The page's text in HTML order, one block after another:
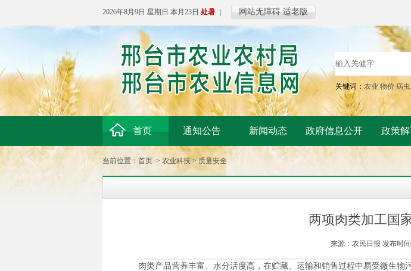
2026年8月9日 星期日 本月23日 处暑 网站无障碍 适老版
关键词： 农业 物价 病虫
首页 通知公告 新闻动态 政府信息公开 政策
当前位置： 首页 > 农业科技>质量安全
两项肉类加工国
来源：农民日报 发布时间
肉类产品营养丰富、水分活度高，在贮藏、运输和销售过程中易受微生